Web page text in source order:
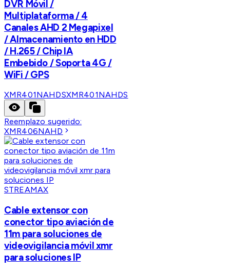
DVR Móvil /
Multiplataforma / 4
Canales AHD 2 Megapixel
/ Almacenamiento en HDD
/ H.265 / Chip IA
Embebido / Soporta 4G /
WiFi / GPS
XMR401NAHDSXMR401NAHDS
Reemplazo sugerido:
XMR406NAHD
STREAMAX
Cable extensor con
conector tipo aviación de
11m para soluciones de
videovigilancia móvil xmr
para soluciones IP